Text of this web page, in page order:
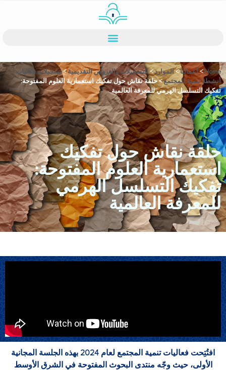
Home
>أعمالنا>الموارد>التسجيلات والعروض التقديمية>تسجيلات فعّاليات
أنشطة تنمية المجتمع>حلقة نقاش حول تفكيك استعمارية العلوم المفتوحة:
تفكيك التسلسل الهرمي للمعرفة العالمية
حلقة نقاش حول تفكيك
استعمارية العلوم المفتوحة:
تفكيك التسلسل الهرمي
للمعرفة العالمية
افتُتِحت فعاليات تنمية المجتمع لعام 2024 بهذه الجلسة المجانية
الأولى، حيث وجّه منتدى البحوث المفتوحة في الشرق الأوسط